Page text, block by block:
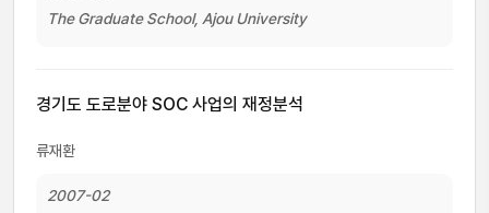
The Graduate School, Ajou University
경기도 도로분야 SOC 사업의 재정분석
류재환
2007-02